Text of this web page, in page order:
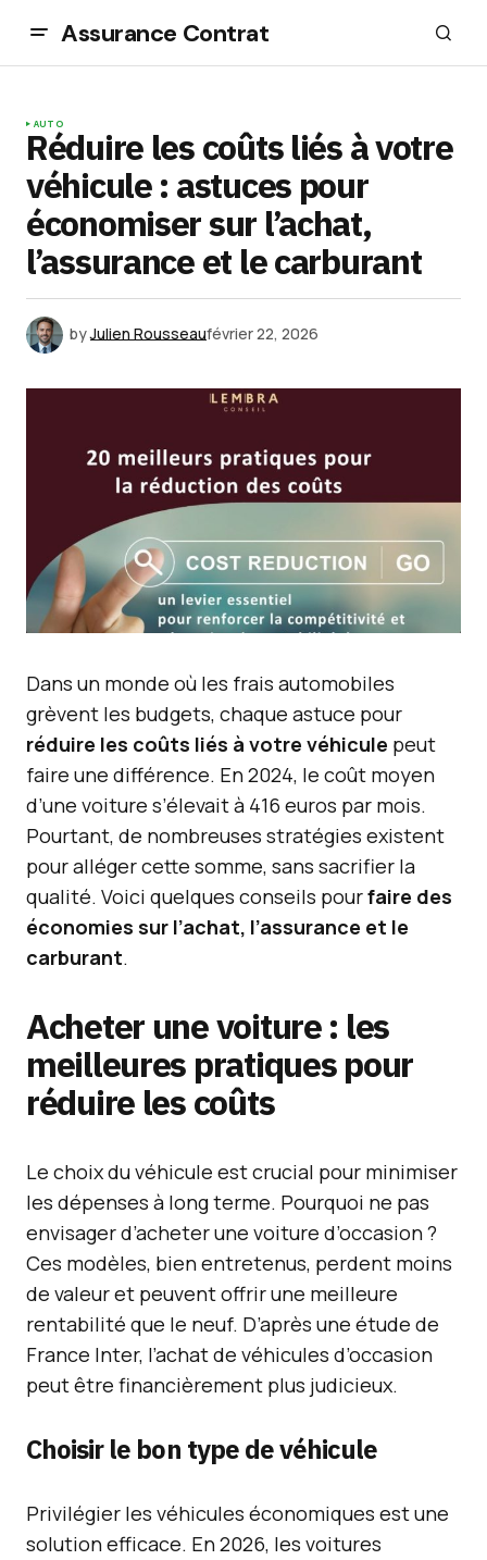
Assurance Contrat
AUTO
Réduire les coûts liés à votre
véhicule : astuces pour
économiser sur l’achat,
l’assurance et le carburant
byJulien Rousseaufévrier 22, 2026
Dans un monde où les frais automobiles
grèvent les budgets, chaque astuce pour
réduire les coûts liés à votre véhicule peut
faire une différence. En 2024, le coût moyen
d’une voiture s’élevait à 416 euros par mois.
Pourtant, de nombreuses stratégies existent
pour alléger cette somme, sans sacrifier la
qualité. Voici quelques conseils pourfaire des
économies sur l’achat, l’assurance et le
carburant.
Acheter une voiture : les
meilleures pratiques pour
réduire les coûts
Le choix du véhicule est crucial pour minimiser
les dépenses à long terme. Pourquoi ne pas
envisager d’acheter une voiture d’occasion ?
Ces modèles, bien entretenus, perdent moins
de valeur et peuvent offrir une meilleure
rentabilité que le neuf. D’après une étude de
France Inter, l’achat de véhicules d’occasion
peut être financièrement plus judicieux.
Choisir le bon type de véhicule
Privilégier les véhicules économiques est une
solution efficace. En 2026, les voitures